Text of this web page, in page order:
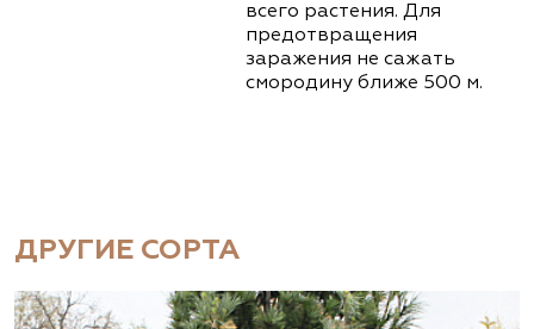
всего растения. Для
предотвращения
заражения не сажать
смородину ближе 500 м.
ДРУГИЕ СОРТА